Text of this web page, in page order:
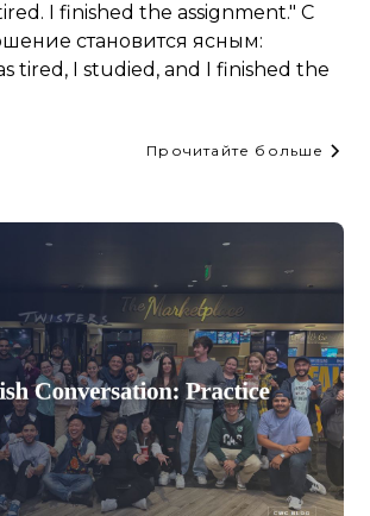
I finished the assignment." С
становится ясным:
tired, I studied, and I finished the
Прочитайте больше